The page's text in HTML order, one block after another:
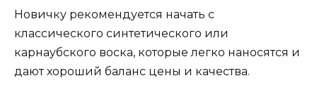
Новичку рекомендуется начать с
классического синтетического или
карнаубского воска, которые легко наносятся и
дают хороший баланс цены и качества.